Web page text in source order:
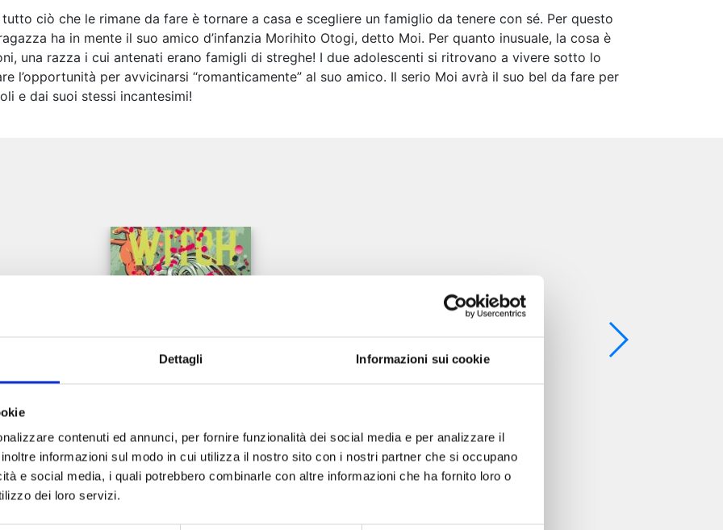
Dettagli Informazioni sui cookie
contenuti ed annunci, per fornire funzionalità dei social media e per analizzare il
informazioni sul modo in cui utilizza il nostro sito con i nostri partner che si occupano
e social media, i quali potrebbero combinarle con altre informazioni che ha fornito loro o
dei loro servizi.
ciò che le rimane da fare è tornare a casa e scegliere un famiglio da tenere con sé. Per questo
ha in mente il suo amico d’infanzia Morihito Otogi, detto Moi. Per quanto inusuale, la cosa è
una razza i cui antenati erano famigli di streghe! I due adolescenti si ritrovano a vivere sotto lo
l’opportunità per avvicinarsi “romanticamente” al suo amico. Il serio Moi avrà il suo bel da fare per
e dai suoi stessi incantesimi!
WITCH WATCH n. 15
25/08/2026